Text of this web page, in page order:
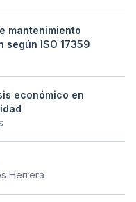
mantenimiento
según ISO 17359
económico en
Herrera